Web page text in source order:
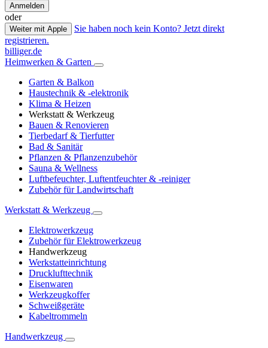
Anmelden
oder
Weiter mit Apple
Sie haben noch kein Konto? Jetzt direkt
registrieren.
billiger.de
Heimwerken & Garten
Garten & Balkon
Haustechnik & -elektronik
Klima & Heizen
Werkstatt & Werkzeug
Bauen & Renovieren
Tierbedarf & Tierfutter
Bad & Sanitär
Pflanzen & Pflanzenzubehör
Sauna & Wellness
Luftbefeuchter, Luftentfeuchter & -reiniger
Zubehör für Landwirtschaft
Werkstatt & Werkzeug
Elektrowerkzeug
Zubehör für Elektrowerkzeug
Handwerkzeug
Werkstatteinrichtung
Drucklufttechnik
Eisenwaren
Werkzeugkoffer
Schweißgeräte
Kabeltrommeln
Handwerkzeug